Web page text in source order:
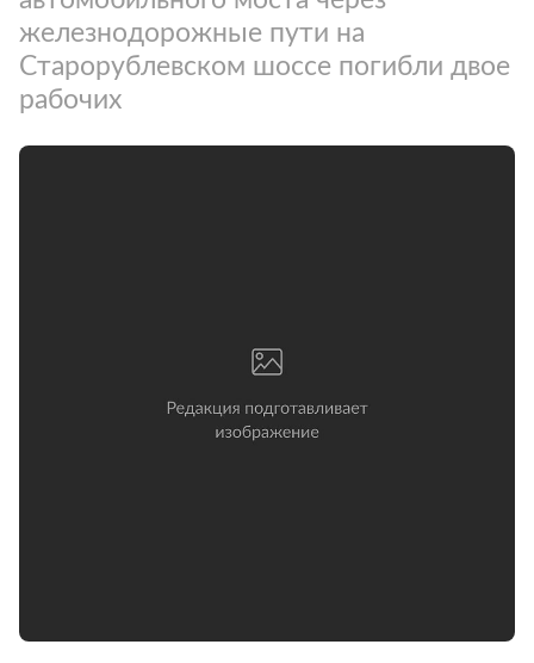
железнодорожные пути на
Старорублевском шоссе погибли двое
рабочих